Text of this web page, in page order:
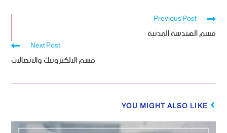
Previous Post
قسم الهندسة المدنية
Next Post
قسم الالكترونيك والاتصالات
YOU MIGHT ALSO LIKE